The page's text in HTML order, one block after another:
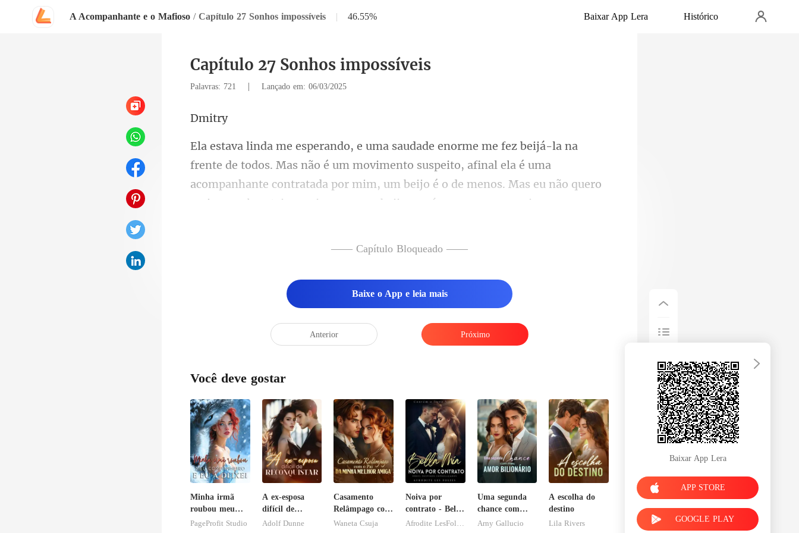
A Acompanhante e o Mafioso / Capítulo 27 Sonhos impossíveis | 46.55% Baixar App Lera Histórico
Capítulo 27 Sonhos impossíveis
Palavras: 721 | Lançado em: 06/03/2025
it
peito, afinal ela é uma
acompanhante contratada por mim, um beijo é o de menos. Mas eu não quero
mais que ela este
—— Capítulo Bloqueado ——
Baixe o App e leia mais
Anterior Próximo
Você deve gostar
Minha irmã
roubou meu
companheiro e
PageProfit Studio
A ex-esposa
difícil de
reconquistar
Adolf Dunne
Casamento
Relâmpago com
o Pai da Minha
Waneta Csuja
Noiva por
contrato - Bella
Mia
Uma segunda
chance com
meu amor
Arny Gallucio
A escolha do
destino
Lila Rivers
Baixar App Lera
APP STORE
GOOGLE PLAY